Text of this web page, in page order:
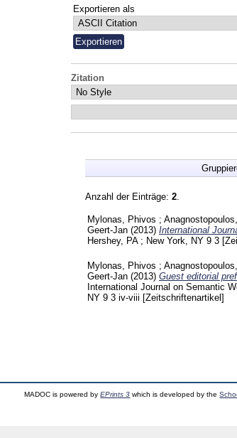
Exportieren als
Zitation
Anzahl der Einträge: 2
Mylonas, Phivos ;
Geert-Jan (2013) International
Hershey, PA ; New York, NY 9 3
Mylonas, Phivos ;
Geert-Jan (2013) Guest editorial
International Journal on Semantic
NY 9 3 iv-viii [Zeitschriftenartikel]
MADOC is powered byEPrints 3 which is developed by the